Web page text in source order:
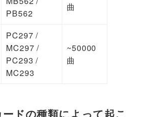
PB562
曲
PC297 /
MC297 /
PC293 /
MC293
~50000
曲
ドの種類によって起こ